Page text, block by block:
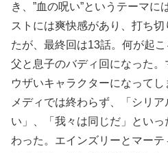
き、”血の呪い”というテーマに
ストには爽快感があり、打ち
たが、最終回は13話。何が起こ
父と息子のバディ回になった
ウザいキャラクターになって
メディでは終わらず、「シリ
い」、「我々は同じだ」とい
わった。エインズリーとマー